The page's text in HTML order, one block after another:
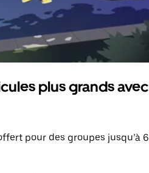
plus grands avec
pour des groupes jusqu’à 6